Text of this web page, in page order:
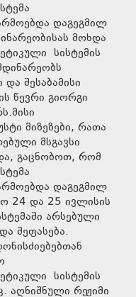
დაგეგმილ
მოხდა
სისტემის
შესაბამისი
წევრი გიორგი
მიზეზები, რათა
მსგავსი
გაცნობოთ, რომ
დაგეგმილ
24 და 25 ივლისის
არსებული
შეფასება.
სისტემის
აღნიშნული რეჟიმი